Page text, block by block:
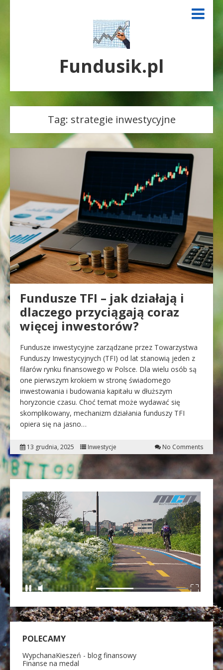
Fundusik.pl
Tag: strategie inwestycyjne
Fundusze TFI – jak działają i
dlaczego przyciągają coraz
więcej inwestorów?
Fundusze inwestycyjne zarządzane przez Towarzystwa
Funduszy Inwestycyjnych (TFI) od lat stanowią jeden z
filarów rynku finansowego w Polsce. Dla wielu osób są
one pierwszym krokiem w stronę świadomego
inwestowania i budowania kapitału w dłuższym
horyzoncie czasu. Choć temat może wydawać się
skomplikowany, mechanizm działania funduszy TFI
opiera się na jasno…
13 grudnia, 2025 Inwestycje No Comments
POLECAMY
WypchanaKieszeń - blog finansowy
Finanse na medal